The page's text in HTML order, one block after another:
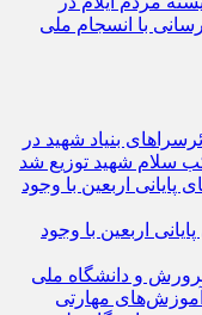
مردم ایلام در
با انسجام ملی
در زائرسراهای بنیاد شهید در
اربعین با وجود